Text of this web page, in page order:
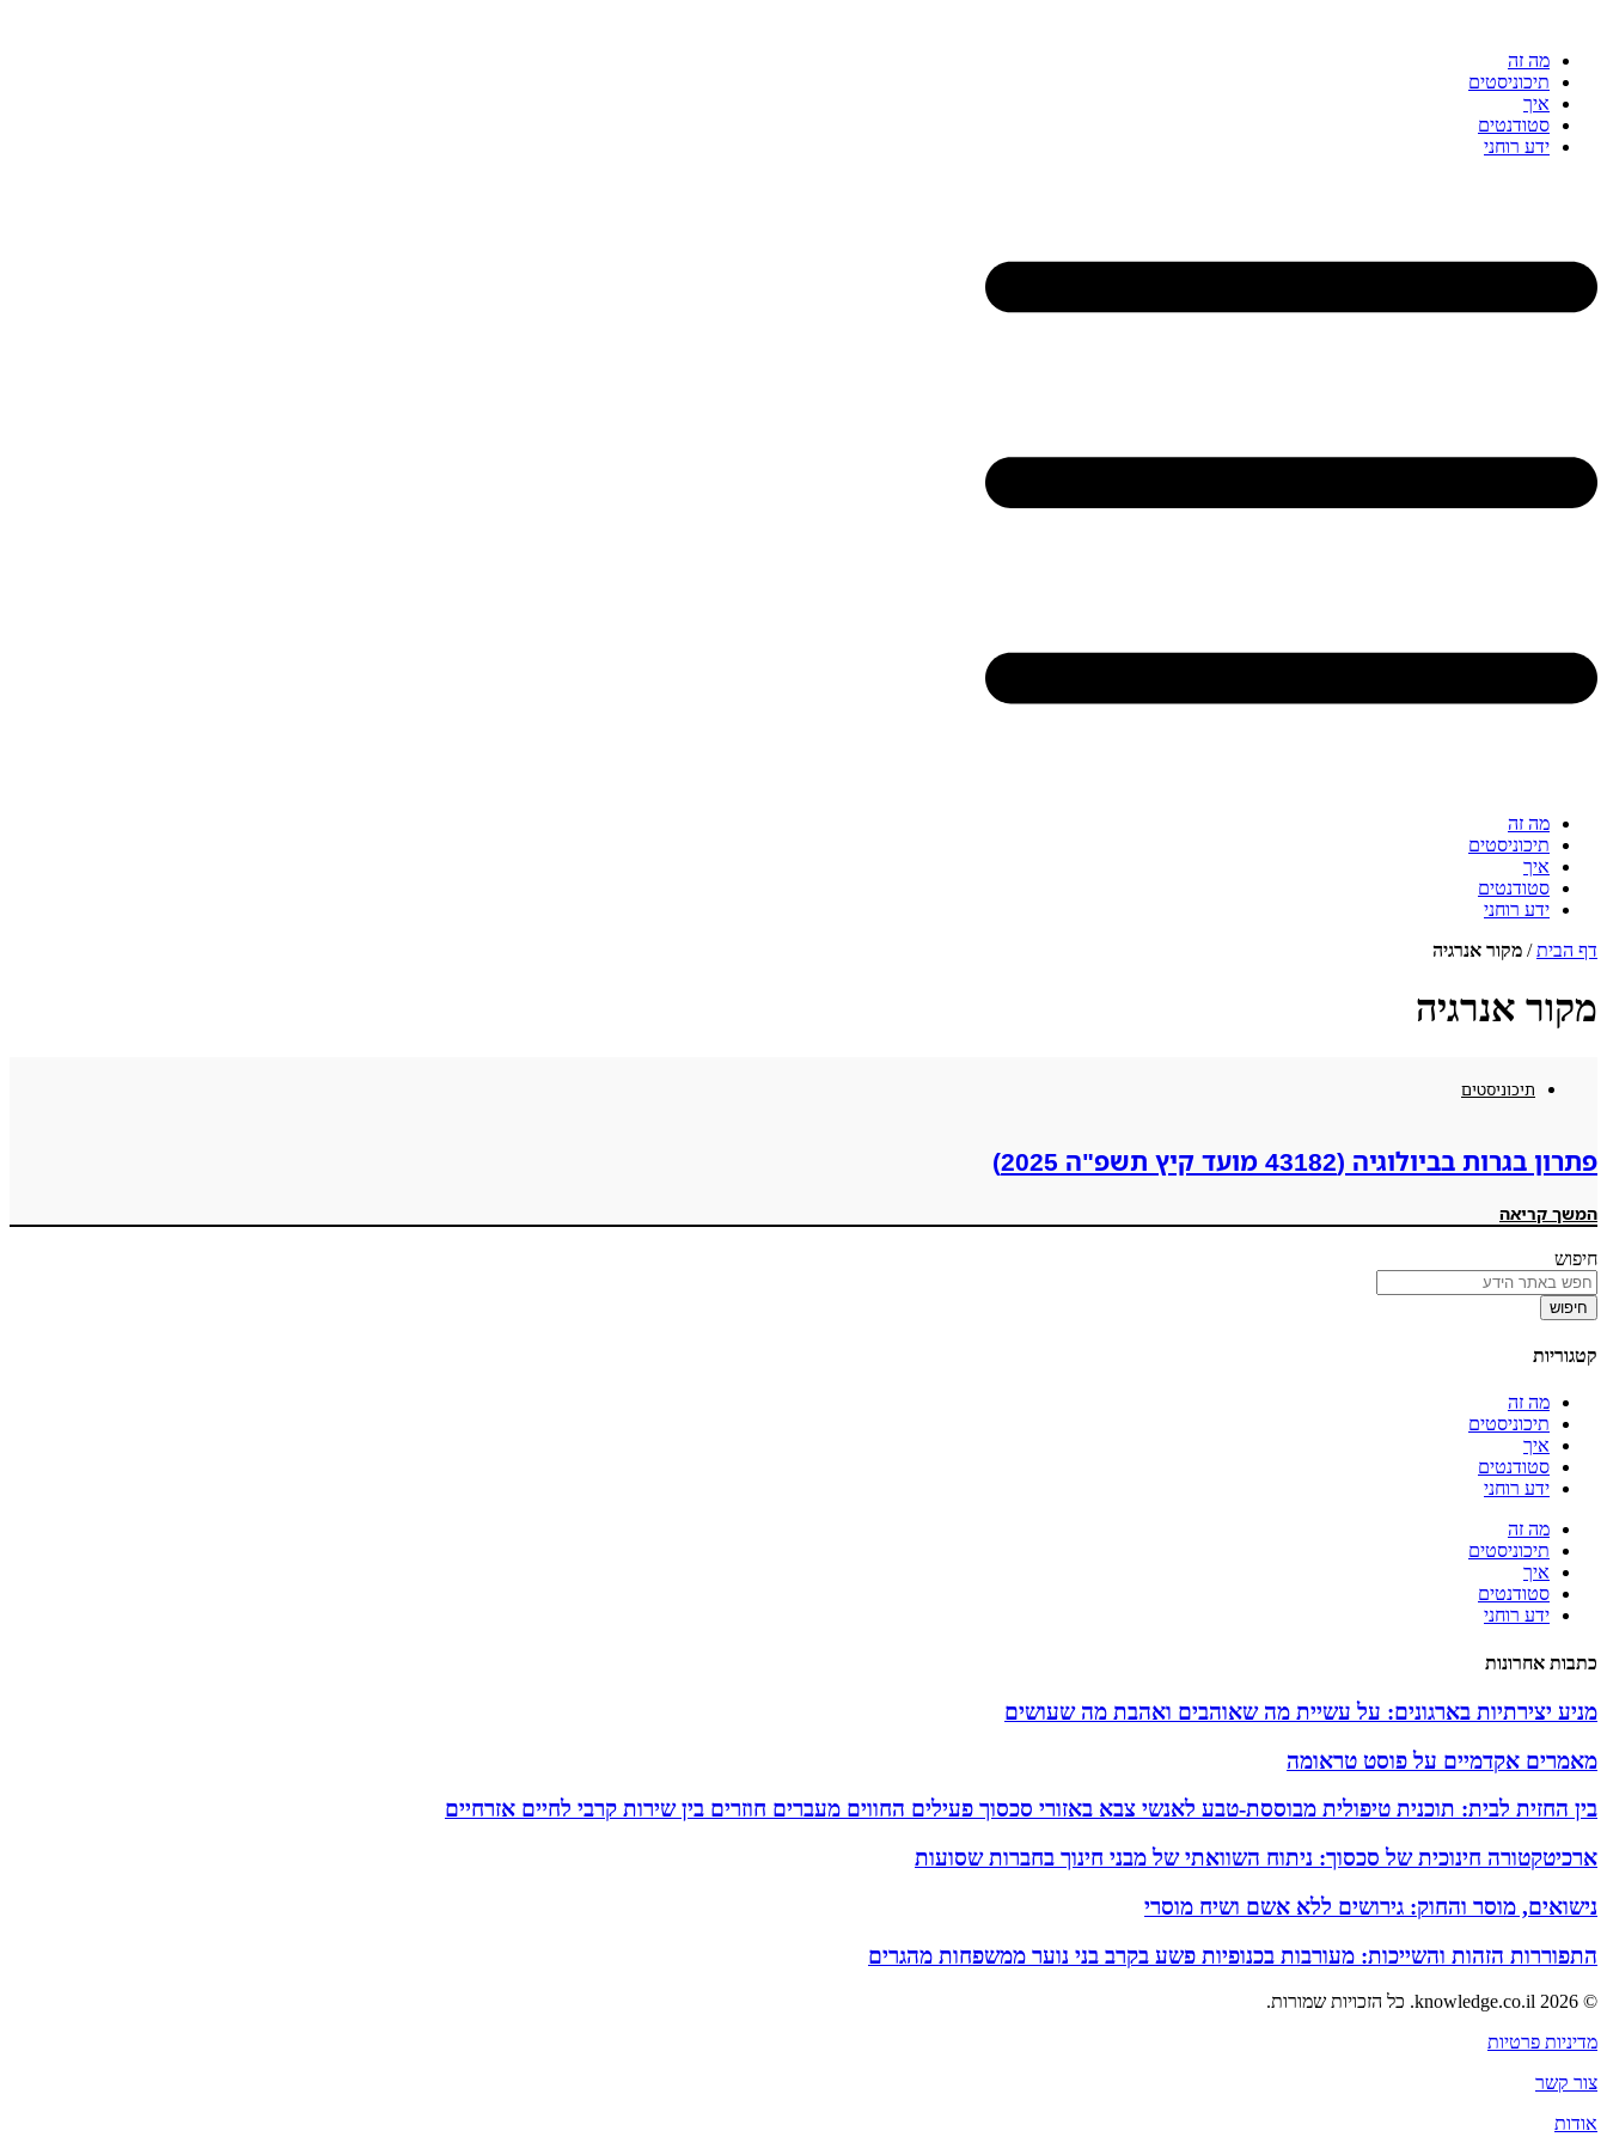
מה זה
תיכוניסטים
איך
סטודנטים
ידע רוחני
מה זה
תיכוניסטים
איך
סטודנטים
ידע רוחני
דף הבית/ מקור אנרגיה
מקור אנרגיה
תיכוניסטים
פתרון בגרות בביולוגיה (43182 מועד קיץ תשפ"ה 2025)
המשך קריאה
חיפוש
חיפוש
קטגוריות
מה זה
תיכוניסטים
איך
סטודנטים
ידע רוחני
מה זה
תיכוניסטים
איך
סטודנטים
ידע רוחני
כתבות אחרונות
מניע יצירתיות בארגונים: על עשיית מה שאוהבים ואהבת מה שעושים
מאמרים אקדמיים על פוסט טראומה
בין החזית לבית: תוכנית טיפולית מבוססת-טבע לאנשי צבא באזורי סכסוך פעילים החווים מעברים חוזרים בין שירות קרבי לחיים אזרחיים
ארכיטקטורה חינוכית של סכסוך: ניתוח השוואתי של מבני חינוך בחברות שסועות
נישואים, מוסר והחוק: גירושים ללא אשם ושיח מוסרי
התפוררות הזהות והשייכות: מעורבות בכנופיות פשע בקרב בני נוער ממשפחות מהגרים
© 2026 knowledge.co.il. כל הזכויות שמורות.
מדיניות פרטיות
צור קשר
אודות